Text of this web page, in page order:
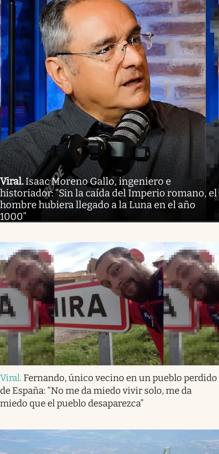
Viral. Isaac Moreno Gallo, ingeniero e
historiador: “Sin la caída del Imperio romano, el
hombre hubiera llegado a la Luna en el año
1000”
Viral. Fernando, único vecino en un pueblo perdido
de España: “No me da miedo vivir solo, me da
miedo que el pueblo desaparezca”